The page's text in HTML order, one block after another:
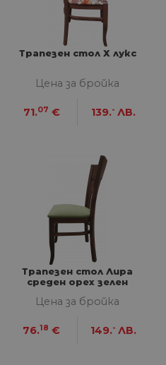
Трапезен стол Х лукс
Цена за бройка
71.07 € 139.- ЛВ.
Трапезен стол Лира
среден орех зелен
Цена за бройка
76.18 € 149.- ЛВ.